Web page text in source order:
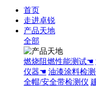
首页
走进卓锐
产品天地
全部
燃烧阻燃性能测试☚
仪器☚ 油漆涂料检
全帽/安全带检测仪